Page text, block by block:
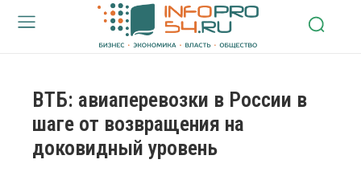
ВТБ: авиаперевозки в России в
шаге от возвращения на
доковидный уровень